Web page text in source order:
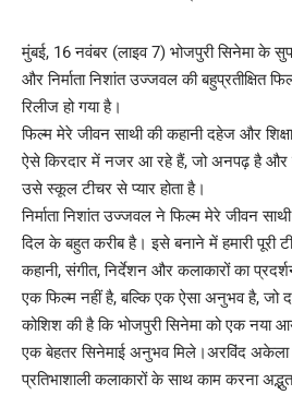
मुंबई, 16 नवंबर (लाइव 7) भोजपुरी सिनेमा के
और निर्माता निशांत उज्जवल की बहुप्रतीक्षित
रिलीज हो गया है।
फिल्म मेरे जीवन साथी की कहानी दहेज और
ऐसे किरदार में नजर आ रहे हैं, जो अनपढ़ है और
उसे स्कूल टीचर से प्यार होता है।
निर्माता निशांत उज्जवल ने फिल्म मेरे जीवन
दिल के बहुत करीब है। इसे बनाने में हमारी पूरी
कहानी, संगीत, निर्देशन और कलाकारों का
एक फिल्म नहीं है, बल्कि एक ऐसा अनुभव है, जो
कोशिश की है कि भोजपुरी सिनेमा को एक नया
एक बेहतर सिनेमाई अनुभव मिले।अरविंद
प्रतिभाशाली कलाकारों के साथ काम करना